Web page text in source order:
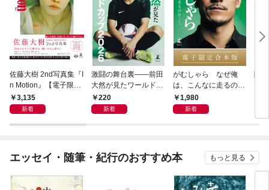
佐藤大樹 2nd写真集『I
n Motion』【電子限定
動画特典付き】
3,135
新着
激闘の舞台裏――前田
大然が見たワールドカ
ップ2026
220
新着
がむしゃら なぜ俺
は、こんなに走るのか
——。【電子限定合本
版】
1,980
新着
降
エッセイ・随筆・紀行のおすすめ本 もっと見る